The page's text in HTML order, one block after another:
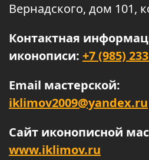
Вернадского, дом 101,
Контактная
иконописи: +7 (985)
Email мастерской:
iklimov2009@yandex.ru
Сайт иконописной
www.iklimov.ru